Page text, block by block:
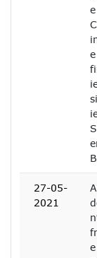
e
e
27-05-
2021
e